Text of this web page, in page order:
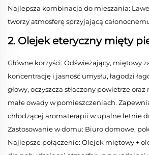
Najlepsza kombinacja do mieszania:
tworzy atmosferę sprzyjającą
2. Olejek eteryczny mięty
Główne korzyści: Odświeżający, miętowy
koncentrację i jasność umysłu, łagodzi
głowy, oczyszcza stłaczony powietrze
małe owady w pomieszczeniach.
chłodzącej aromaterapii w upalne letnie
Zastosowanie w domu: Biuro domowe,
Najlepsze połączenie: Olejek miętowy +